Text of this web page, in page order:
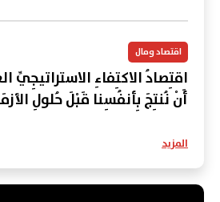
اقتصاد ومال
اقتِصادُ الاكتِفاءِ الاستراتيجِيِّ
أَنْ نُنتِجَ بِأنفُسِنا قَبْلَ حُلولِ
المزيد